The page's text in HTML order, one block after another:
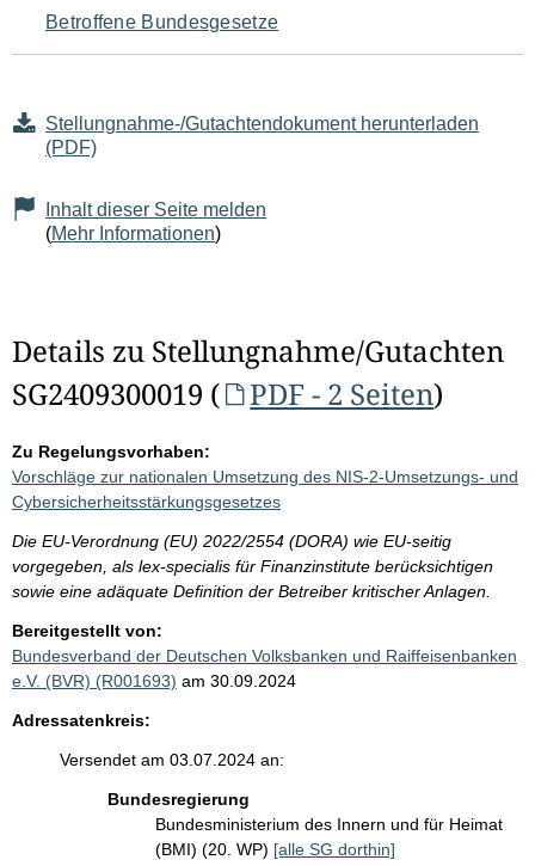
Betroffene Bundesgesetze
Stellungnahme-/Gutachtendokument herunterladen
(PDF)
Inhalt dieser Seite melden
(Mehr Informationen)
Details zu Stellungnahme/Gutachten
SG2409300019 (
PDF - 2 Seiten)
Zu Regelungsvorhaben:
Vorschläge zur nationalen Umsetzung des NIS-2-Umsetzungs- und
Cybersicherheitsstärkungsgesetzes
Die EU-Verordnung (EU) 2022/2554 (DORA) wie EU-seitig
vorgegeben, als lex-specialis für Finanzinstitute berücksichtigen
sowie eine adäquate Definition der Betreiber kritischer Anlagen.
Bereitgestellt von:
Bundesverband der Deutschen Volksbanken und Raiffeisenbanken
e.V. (BVR) (R001693) am 30.09.2024
Adressatenkreis:
Versendet am 03.07.2024 an:
Bundesregierung
Bundesministerium des Innern und für Heimat
(BMI) (20. WP) [alle SG dorthin]